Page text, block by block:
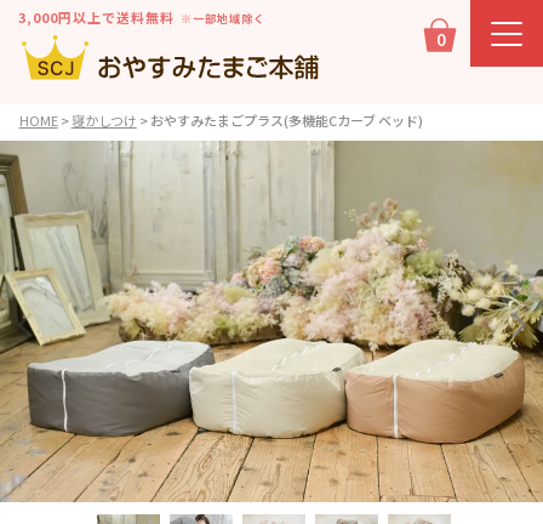
3,000円以上で送料無料 ※一部地域除く
0
HOME 寝かしつけ おやすみたまごプラス(多機能Cカーブ ベッド)